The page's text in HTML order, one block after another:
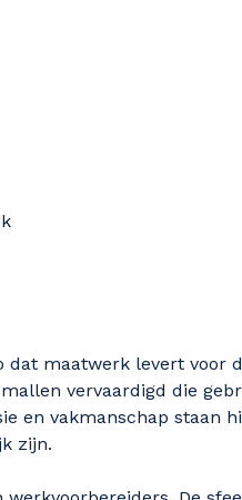
dat maatwerk levert voor
vervaardigd die
en vakmanschap staan
zijn.